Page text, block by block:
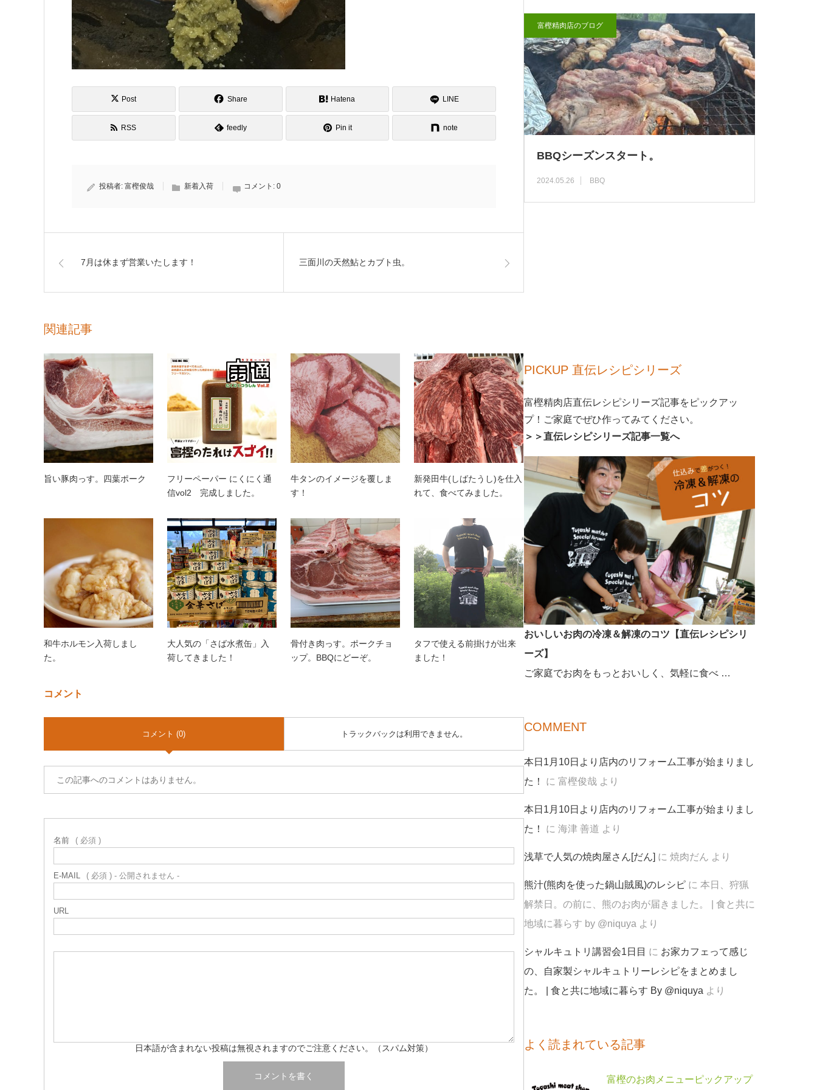
Post Share Hatena LINE
RSS feedly Pin it note
投稿者: 富樫俊哉 新着入荷 コメント: 0
7月は休まず営業いたします！ 三面川の天然鮎とカブト虫。
関連記事
旨い豚肉っす。四葉ポーク
フリーペーパー にくにく通
信vol2 完成しました。
牛タンのイメージを覆しま
す！
新発田牛(しばたうし)を仕入
れて、食べてみました。
和牛ホルモン入荷しまし
た。
大人気の「さば水煮缶」入
荷してきました！
骨付き肉っす。ポークチョ
ップ。BBQにどーぞ。
タフで使える前掛けが出来
ました！
コメント
コメント (0) トラックバックは利用できません。
この記事へのコメントはありません。
名前 ( 必須 )
E-MAIL ( 必須 ) - 公開されません -
URL
日本語が含まれない投稿は無視されますのでご注意ください。（スパム対策）
富樫精肉店のブログ
BBQシーズンスタート。
2024.05.26 BBQ
PICKUP 直伝レシピシリーズ
富樫精肉店直伝レシピシリーズ記事をピックアッ
プ！ご家庭でぜひ作ってみてください。
＞＞直伝レシピシリーズ記事一覧へ
おいしいお肉の冷凍＆解凍のコツ【直伝レシピシリ
ーズ】
ご家庭でお肉をもっとおいしく、気軽に食べ …
COMMENT
本日1月10日より店内のリフォーム工事が始まりまし
た！
に 富樫俊哉 より
本日1月10日より店内のリフォーム工事が始まりまし
た！
に 海津 善道 より
浅草で人気の焼肉屋さん[だん] に 焼肉だん より
熊汁(熊肉を使った鍋山賊風)のレシピ に 本日、狩猟
解禁日。の前に、熊のお肉が届きました。 | 食と共に
地域に暮らす by @niquya より
シャルキュトリ講習会1日目 に お家カフェって感じ
の、自家製シャルキュトリーレシピをまとめまし
た。 | 食と共に地域に暮らす By @niquya より
よく読まれている記事
富樫のお肉メニューピックアップ